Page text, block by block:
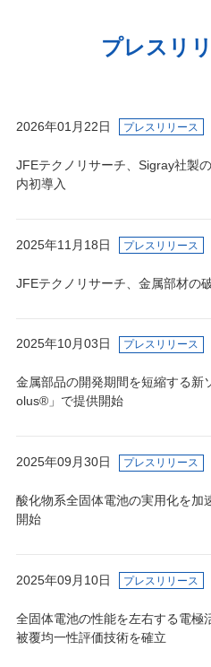
プレスリ
2026年01月22日 プレスリリース
JFEテクノリサーチ、Sigray社製
内初導入
2025年11月18日 プレスリリース
JFEテクノリサーチ、金属部材の
2025年10月03日 プレスリリース
金属部品の開発期間を短縮する新
olus®︎」で提供開始
2025年09月30日 プレスリリース
酸化物系全固体電池の実用化を加
開始
2025年09月10日 プレスリリース
全固体電池の性能を左右する電極
被覆均一性評価技術を確立